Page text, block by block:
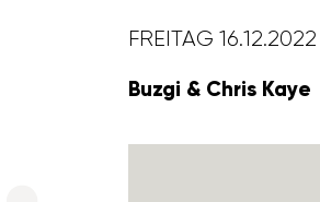
FREITAG 16.12.2022
Buzgi & Chris Kaye